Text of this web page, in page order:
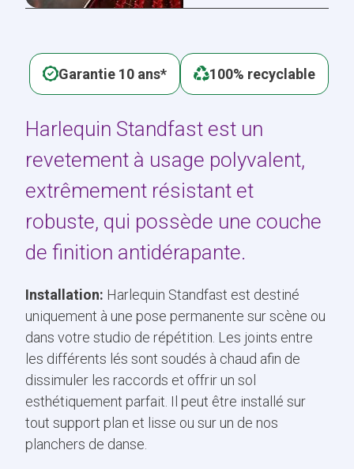
Harlequin Standfast est un
revetement à usage polyvalent,
extrêmement résistant et
robuste, qui possède une couche
de finition antidérapante.
Installation: Harlequin Standfast est destiné
uniquement à une pose permanente sur scène ou
dans votre studio de répétition. Les joints entre
les différents lés sont soudés à chaud afin de
dissimuler les raccords et offrir un sol
esthétiquement parfait. Il peut être installé sur
tout support plan et lisse ou sur un de nos
planchers de danse.
Garantie 10 ans* 100% recyclable